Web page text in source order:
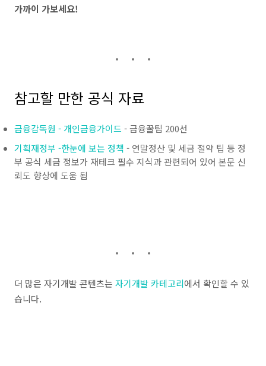
가까이 가보세요!
참고할 만한 공식 자료
금융감독원 - 개인금융가이드 - 금융꿀팁 200선
기획재정부 -한눈에 보는 정책 - 연말정산 및 세금 절약 팁 등 정
부 공식 세금 정보가 재테크 필수 지식과 관련되어 있어 본문 신
뢰도 향상에 도움 됨
더 많은 자기개발 콘텐츠는 자기개발 카테고리에서 확인할 수 있
습니다.